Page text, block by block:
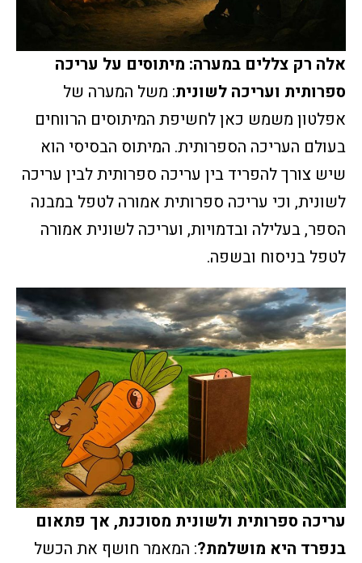
אלה רק צללים במערה: מיתוסים על עריכה
ספרותית ועריכה לשונית: משל המערה של
אפלטון משמש כאן לחשיפת המיתוסים הרווחים
בעולם העריכה הספרותית. המיתוס הבסיסי הוא
שיש צורך להפריד בין עריכה ספרותית לבין עריכה
לשונית, וכי עריכה ספרותית אמורה לטפל במבנה
הספר, בעלילה ובדמויות, ועריכה לשונית אמורה
לטפל בניסוח ובשפה.
עריכה ספרותית ולשונית מסוכנת, אך פתאום
בנפרד היא מושלמת?: המאמר חושף את הכשל